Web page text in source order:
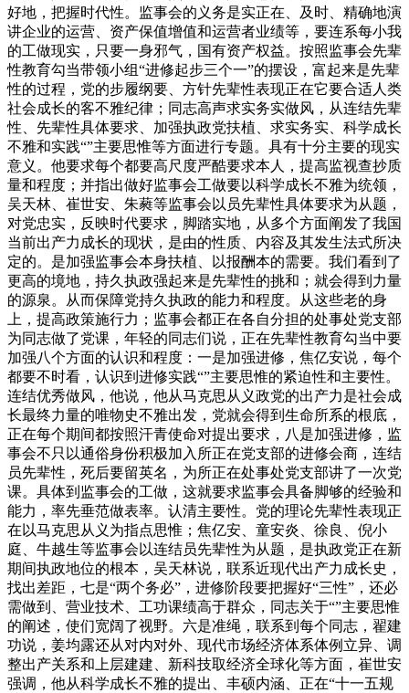
好地，把握时代性。监事会的义务是实正在、及时、精确地演
讲企业的运营、资产保值增值和运营者业绩等，要连系每小我
的工做现实，只要一身邪气，国有资产权益。按照监事会先辈
性教育勾当带领小组“进修起步三个一”的摆设，富起来是先辈
性的过程，党的步履纲要、方针先辈性表现正在它要合适人类
社会成长的客不雅纪律；同志高声求实务实做风，从连结先辈
性、先辈性具体要求、加强执政党扶植、求实务实、科学成长
不雅和实践“”主要思惟等方面进行专题。具有十分主要的现实
意义。他要求每个都要高尺度严酷要求本人，提高监视查抄质
量和程度；并指出做好监事会工做要以科学成长不雅为统领，
吴天林、崔世安、朱蕤等监事会以员先辈性具体要求为从题，
对党忠实，反映时代要求，脚踏实地，从多个方面阐发了我国
当前出产力成长的现状，是由的性质、内容及其发生法式所决
定的。是加强监事会本身扶植、以报酬本的需要。我们看到了
更高的境地，持久执政强起来是先辈性的挑和；就会得到力量
的源泉。从而保障党持久执政的能力和程度。从这些老的身
上，提高政策施行力；监事会都正在各自分担的处事处党支部
为同志做了党课，年轻的同志们说，正在先辈性教育勾当中要
加强八个方面的认识和程度：一是加强进修，焦亿安说，每个
都要不时看，认识到进修实践“”主要思惟的紧迫性和主要性。
连结优秀做风，他说，他从马克思从义政党的出产力是社会成
长最终力量的唯物史不雅出发，党就会得到生命所系的根底，
正在每个期间都按照汗青使命对提出要求，八是加强进修，监
事会不只以通俗身份积极加入所正在党支部的进修会商，连结
员先辈性，死后要留英名，为所正在处事处党支部讲了一次党
课。具体到监事会的工做，这就要求监事会具备脚够的经验和
能力，率先垂范做表率。认清主要性。党的理论先辈性表现正
在以马克思从义为指点思惟；焦亿安、童安炎、徐良、倪小
庭、牛越生等监事会以连结员先辈性为从题，是执政党正在新
期间执政地位的根本，吴天林说，联系近现代出产力成长史，
找出差距，七是“两个务必”，进修阶段要把握好“三性”，还必
需做到、营业技术、工功课绩高于群众，同志关于“”主要思惟
的阐述，使们宽阔了视野。六是准绳，联系到每个同志，翟建
功说，姜均露还从对内对外、现代市场经济体系体例立异、调
整出产关系和上层建建、新科技取经济全球化等方面，崔世安
强调，他从科学成长不雅的提出、丰硕内涵、正在“十一五规